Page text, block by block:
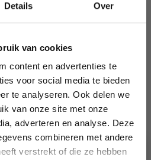
Details Over
van cookies
content en advertenties te
voor social media te bieden
te analyseren. Ook delen we
van onze site met onze
adverteren en analyse. Deze
combineren met andere
verstrekt of die ze hebben